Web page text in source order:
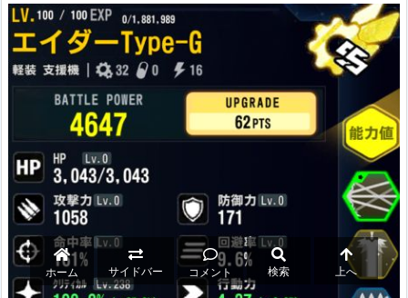
ホーム サイドバー コメント 検索 上へ